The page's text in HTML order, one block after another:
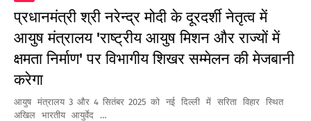
प्रधानमंत्री श्री नरेन्द्र मोदी के दूरदर्शी नेतृत्व में
आयुष मंत्रालय 'राष्ट्रीय आयुष मिशन और राज्यों में
क्षमता निर्माण' पर विभागीय शिखर सम्मेलन की मेजबानी
करेगा
आयुष मंत्रालय 3 और 4 सितंबर 2025 को नई दिल्ली में सरिता विहार स्थित
अखिल भारतीय आयुर्वेद …